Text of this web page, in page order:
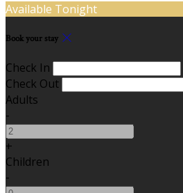
Available Tonight
Book your stay
Check In
Check Out
Adults
-
+
Children
-